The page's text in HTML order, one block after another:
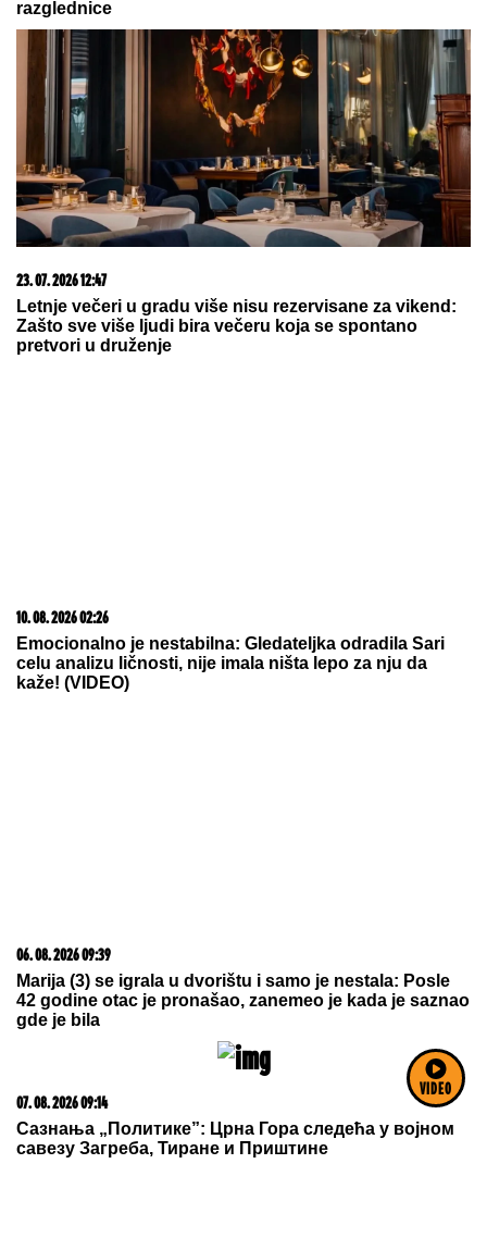
VIDEO
09. 07. 2026 09:20
Komfor po meri klijenata: nova linija paketa ALTA
banke
09. 08. 2026 14:58
23. 07. 2026 12:47
Letnje večeri u gradu više nisu rezervisane za vikend:
Zašto sve više ljudi bira večeru koja se spontano